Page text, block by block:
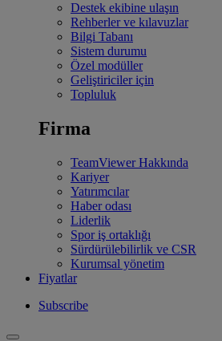
Destek ekibine ulaşın
Rehberler ve kılavuzlar
Bilgi Tabanı
Sistem durumu
Özel modüller
Geliştiriciler için
Topluluk
Firma
TeamViewer Hakkında
Kariyer
Yatırımcılar
Haber odası
Liderlik
Spor iş ortaklığı
Sürdürülebilirlik ve CSR
Kurumsal yönetim
Fiyatlar
Subscribe